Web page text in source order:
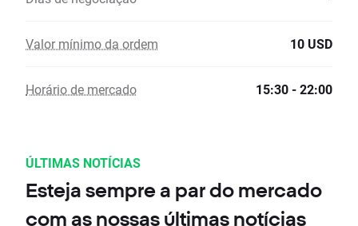
Valor mínimo da ordem 10 USD
Horário de mercado 15:30 - 22:00
ÚLTIMAS NOTÍCIAS
Esteja sempre a par do mercado
com as nossas últimas notícias